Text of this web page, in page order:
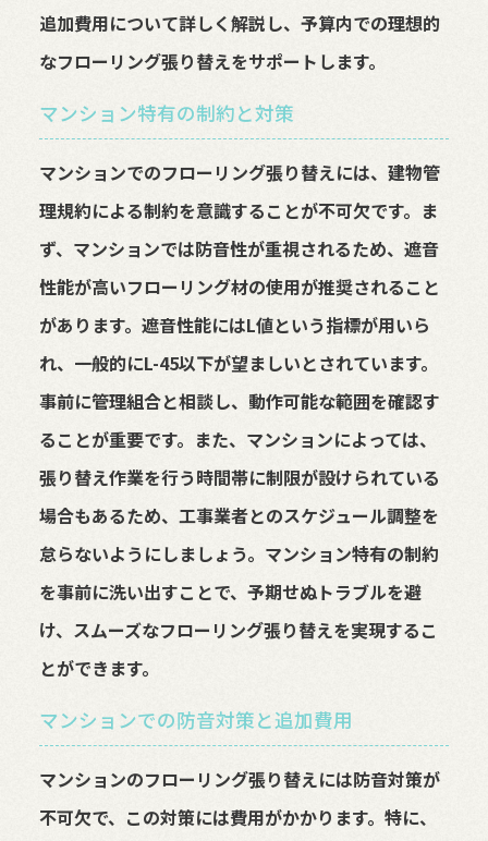
追加費用について詳しく解説し、予算内での理想的
なフローリング張り替えをサポートします。
マンション特有の制約と対策
マンションでのフローリング張り替えには、建物管
理規約による制約を意識することが不可欠です。ま
ず、マンションでは防音性が重視されるため、遮音
性能が高いフローリング材の使用が推奨されること
があります。遮音性能にはL値という指標が用いら
れ、一般的にL-45以下が望ましいとされています。
事前に管理組合と相談し、動作可能な範囲を確認す
ることが重要です。また、マンションによっては、
張り替え作業を行う時間帯に制限が設けられている
場合もあるため、工事業者とのスケジュール調整を
怠らないようにしましょう。マンション特有の制約
を事前に洗い出すことで、予期せぬトラブルを避
け、スムーズなフローリング張り替えを実現するこ
とができます。
マンションでの防音対策と追加費用
マンションのフローリング張り替えには防音対策が
不可欠で、この対策には費用がかかります。特に、